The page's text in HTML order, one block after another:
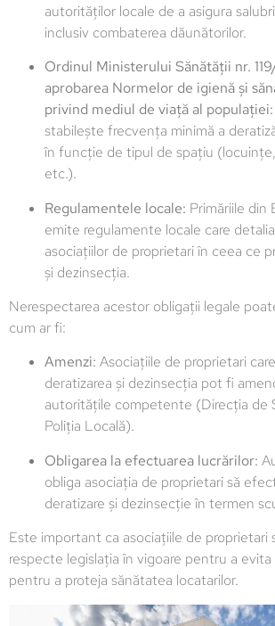
autorităților locale de a asigura
inclusiv combaterea dăunătorilor.
Ordinul Ministerului Sănătății nr.
aprobarea Normelor de igienă și
privind mediul de viață al populației:
stabilește frecvența minimă a
în funcție de tipul de spațiu
etc.).
Regulamentele locale: Primăriile din
emite regulamente locale care
asociațiilor de proprietari în ceea ce
și dezinsecția.
Nerespectarea acestor obligații legale
cum ar fi:
Amenzi: Asociațiile de proprietari
deratizarea și dezinsecția pot fi
autoritățile competente (Direcția de
Poliția Locală).
Obligarea la efectuarea lucrărilor:
obliga asociația de proprietari să
deratizare și dezinsecție în termen
Este important ca asociațiile de proprietari
respecte legislația în vigoare pentru a
pentru a proteja sănătatea locatarilor.